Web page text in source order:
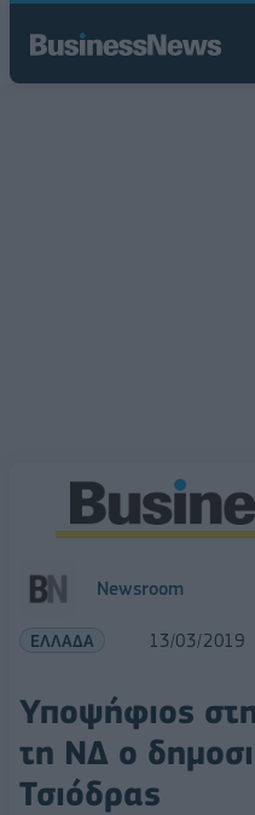
Newsroom
ΕΛΛΑΔΑ 13/03/2019
Υποψήφιος
τη ΝΔ ο
Τσιόδρας